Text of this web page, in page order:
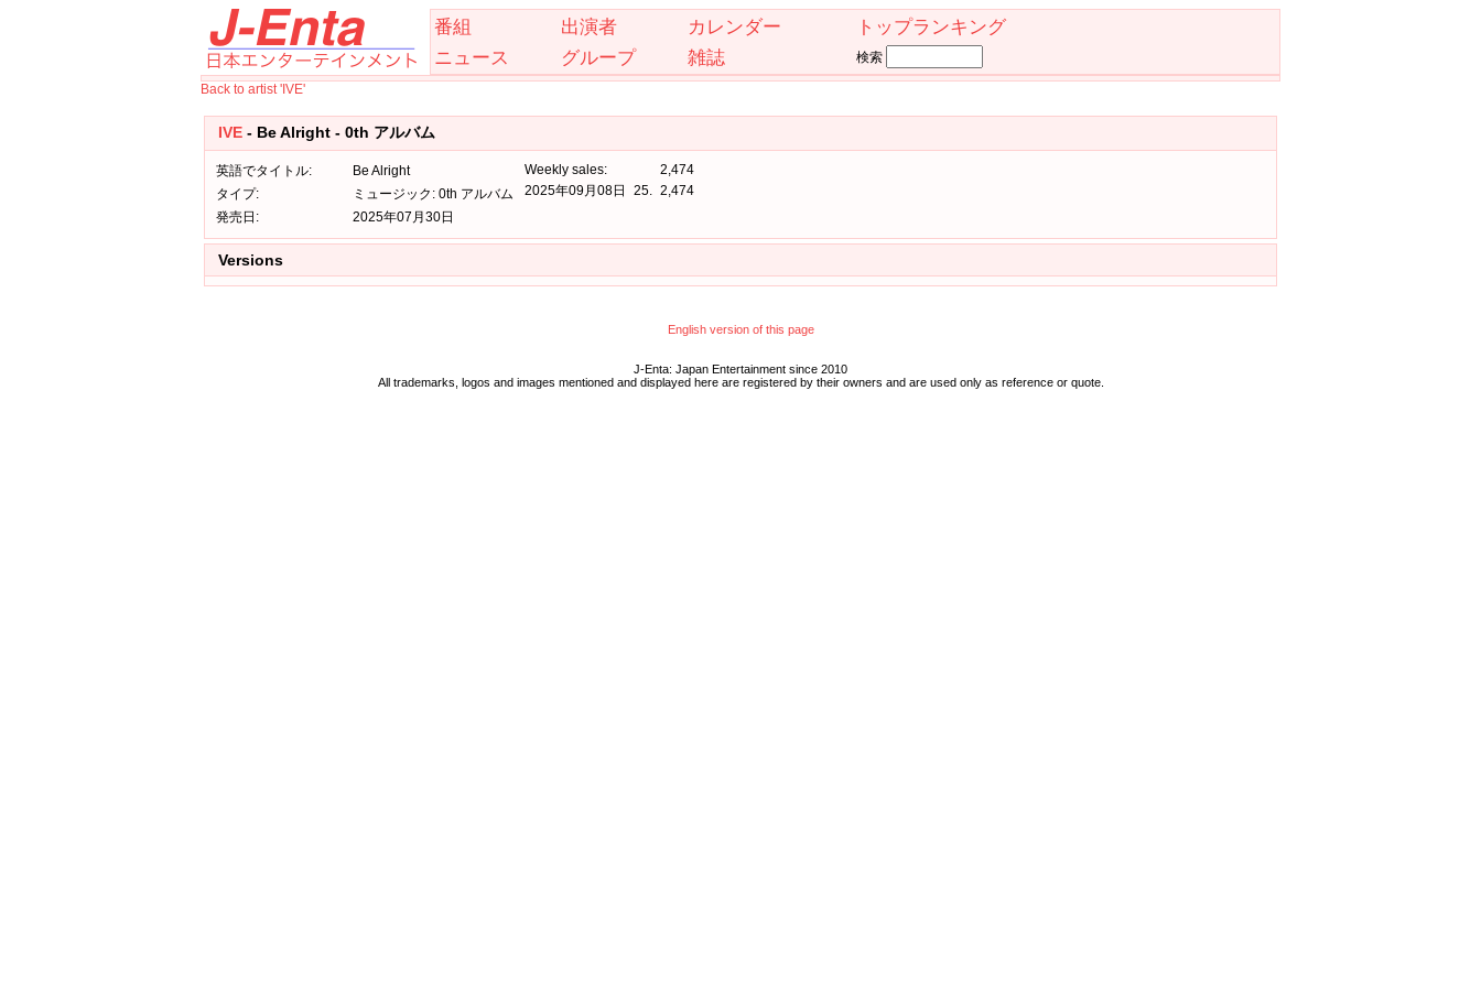
番組 出演者 カレンダー
トップランキング
ニュース
グループ 雑誌 検索
Back to artist 'IVE'
IVE - Be Alright - 0th アルバム
英語でタイトル:
Be Alright
タイプ:
ミュージック: 0th アルバム
発売日:
2025年07月30日
Weekly sales:
2,474
2025年09月08日
25. 2,474
Versions
English version of this page
J-Enta: Japan Entertainment since 2010
All trademarks, logos and images mentioned and displayed here are registered by their owners and are used only as reference or quote.